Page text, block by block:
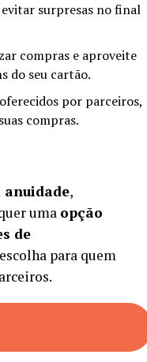
surpresas no final
compras e aproveite
do seu cartão.
oferecidos por parceiros,
compras.
anuidade,
uma opção
de
para quem